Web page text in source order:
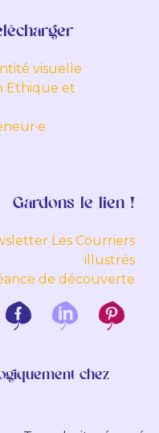
visuelle
Ethique et
Gardons le lien !
Les Courriers
illustrés
de découverte
chez